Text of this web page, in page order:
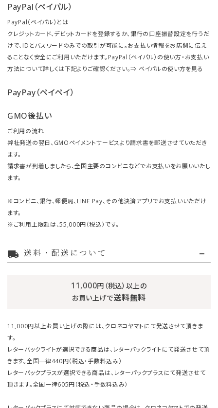
PayPal（ペイパル）
PayPal（ペイパル）とは
クレジットカード、デビットカードを登録するか、銀行の口座振替設定を行うだ
けで、IDとパスワードのみでの取引が可能に。お支払い情報をお店側に伝え
ることなく安全にご利用いただけます。PayPal（ペイパル）の使い方・お支払い
方法について詳しくは下記よりご確認ください。⇒ ペイパルの使い方を見る
PayPay（ペイペイ）
GMO後払い
ご利用の流れ
弊社発送の翌日、GMOペイメントサービスより請求書を郵送させていただき
ます。
請求書が到着しましたら、全国主要のコンビニなどでお支払いをお願いいたし
ます。
※コンビニ、銀行、郵便局、LINE Pay、その他決済アプリでお支払いいただけ
ます。
※ご利用上限額は、55,000円（税込）です。
local_shipping 送料・配送について
11,000円（税込）以上の
お買い上げで送料無料
11,000円以上お買い上げの際には、クロネコヤマトにて発送させて頂きま
す。
レターパックライトが選択できる商品は、レターパックライトにて発送させて頂
きます。全国一律440円（税込・手数料込み）
レターパックプラスが選択できる商品は、レターパックプラスにて発送させて
頂きます。全国一律605円（税込・手数料込み）